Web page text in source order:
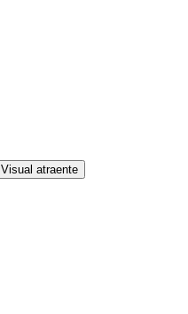
Visual atraente